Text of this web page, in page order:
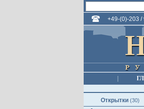
+49-(0)-203 /
Открытки (30)